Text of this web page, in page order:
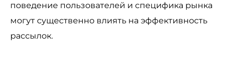
поведение пользователей и специфика рынка
могут существенно влиять на эффективность
рассылок.